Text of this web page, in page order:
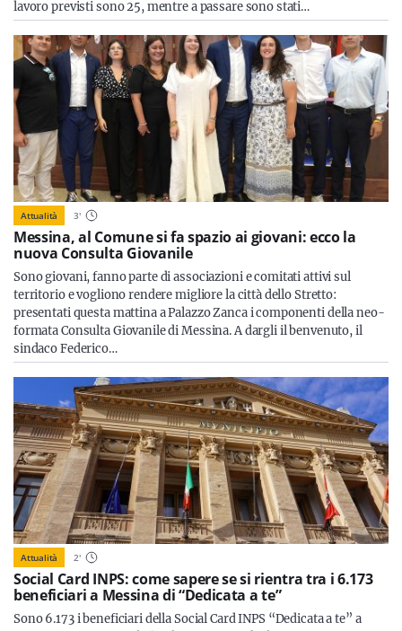
lavoro previsti sono 25, mentre a passare sono stati…
Attualità 3'
Messina, al Comune si fa spazio ai giovani: ecco la
nuova Consulta Giovanile
Sono giovani, fanno parte di associazioni e comitati attivi sul
territorio e vogliono rendere migliore la città dello Stretto:
presentati questa mattina a Palazzo Zanca i componenti della neo-
formata Consulta Giovanile di Messina. A dargli il benvenuto, il
sindaco Federico…
Attualità 2'
Social Card INPS: come sapere se si rientra tra i 6.173
beneficiari a Messina di “Dedicata a te”
Sono 6.173 i beneficiari della Social Card INPS “Dedicata a te” a